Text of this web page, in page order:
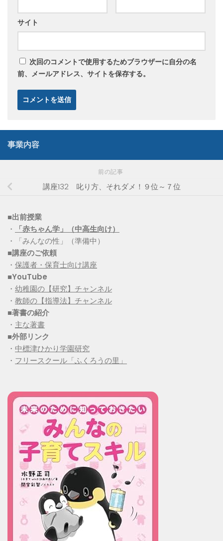
サイト
次回のコメントで使用するためブラウザーに自分の名
前、メールアドレス、サイトを保存する。
事業内容
前の記事
講座132 叱り方、それダメ！９位～７位
■出前授業
・
「赤ちゃん学」（中高生向け）
・「みんなの性」（準備中）
■講座のご依頼
・ 保護者・保育士向け講座
■YouTube
・ 幼稚園の【研究】チャンネル
・ 教師の【指導法】チャンネル
■著書の紹介
・ 主な著書
■外部リンク
・ 中標津ひかり学園研究
・ フリースクール「ふくろうの里」